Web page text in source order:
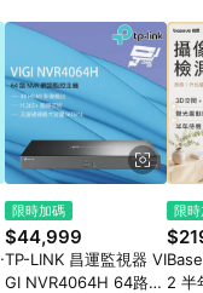
限時加碼
$44,999
TP-LINK 昌運監視器 VI
GI NVR4064H 64路
限
2 半